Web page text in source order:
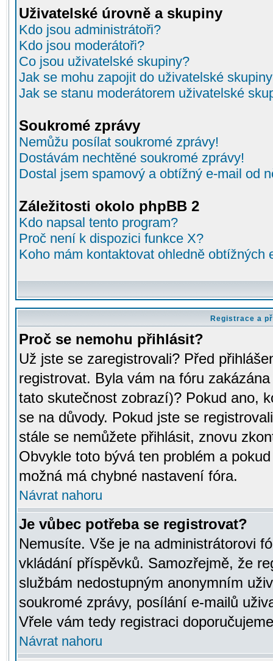
Uživatelské úrovně a skupiny
Kdo jsou administrátoři?
Kdo jsou moderátoři?
Co jsou uživatelské skupiny?
Jak se mohu zapojit do uživatelské
Jak se stanu moderátorem uživatelské
Soukromé zprávy
Nemůžu posílat soukromé zprávy!
Dostávám nechtěné soukromé zprávy!
Dostal jsem spamový a obtížný e-mail od
Záležitosti okolo phpBB 2
Kdo napsal tento program?
Proč není k dispozici funkce X?
Koho mám kontaktovat ohledně
Registrace a
Proč se nemohu přihlásit?
Už jste se zaregistrovali? Před
registrovat. Byla vám na fóru
tato skutečnost zobrazí)? Pokud ano,
se na důvody. Pokud jste se
stále se nemůžete přihlásit, znovu
Obvykle toto bývá ten problém a
možná má chybné nastavení fóra.
Návrat nahoru
Je vůbec potřeba se registrovat?
Nemusíte. Vše je na administrátorovi
vkládání příspěvků. Samozřejmě, že
službám nedostupným anonymním
soukromé zprávy, posílání e-mailů
Vřele vám tedy registraci
Návrat nahoru